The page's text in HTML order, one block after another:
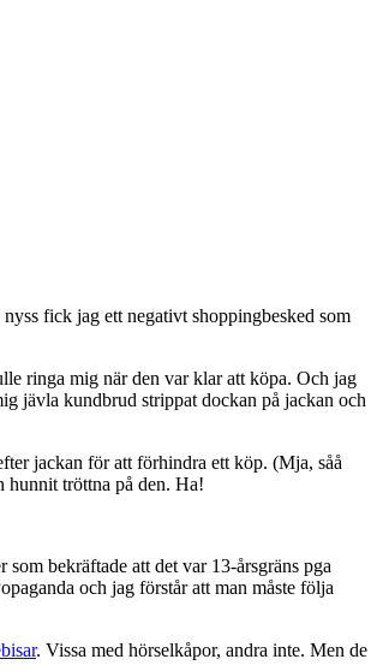
nyss fick jag ett negativt shoppingbesked som
ringa mig när den var klar att köpa. Och jag
jävla kundbrud strippat dockan på jackan och
jackan för att förhindra ett köp. (Mja, såå
hunnit tröttna på den. Ha!
bekräftade att det var 13-årsgräns pga
och jag förstår att man måste följa
. Vissa med hörselkåpor, andra inte. Men de